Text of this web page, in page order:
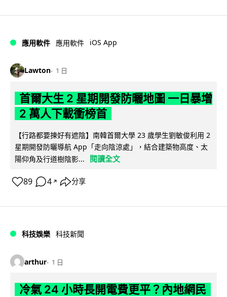
應用軟件 應用軟件 iOS App
Lawton 1 日
首爾大生 2 星期開發防曬地圖 一日暴增
2 萬人下載衝榜首
【行路都要揀好有遮陰】南韓首爾大學 23 歲學生劉敏俊利用 2
星期開發防曬導航 App「走向陰涼處」，結合建築物高度、太
陽仰角及行道樹陰影...
閱讀全文
89 4 ↗ 分享
科技娛樂 科技新聞
arthur 1 日
冷氣 24 小時長開電費更平？內地網民